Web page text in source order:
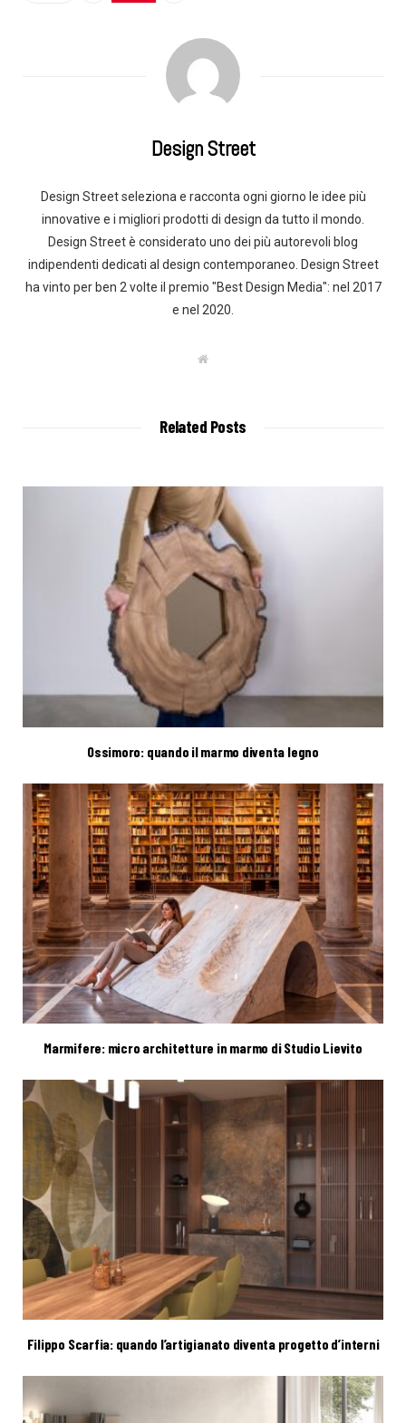
Design Street
Design Street seleziona e racconta ogni giorno le idee più
innovative e i migliori prodotti di design da tutto il mondo.
Design Street è considerato uno dei più autorevoli blog
indipendenti dedicati al design contemporaneo. Design Street
ha vinto per ben 2 volte il premio "Best Design Media": nel 2017
e nel 2020.
W
Related Posts
Ossimoro: quando il marmo diventa legno
Marmifere: micro architetture in marmo di Studio Lievito
Filippo Scarfia: quando l’artigianato diventa progetto d’interni